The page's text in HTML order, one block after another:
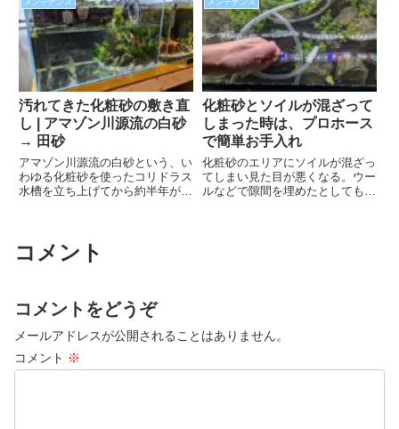
人間の私が少しでも効率的に作業
するために普段行っている工夫に
ついても紹介してみたいと思いま
す。
てしまいます。これを入れてから
コケはあまり生えなくなりました
し、水質浄化に一役買ってくれ
て...
汚れてきた化粧砂の敷き直
し | アマゾン川源流の白砂
→ 田砂
アマゾン川源流の白砂という、い
わゆる化粧砂を使ったコリドラス
水槽を立ち上げてから約半年が経
きたので、思い切って交換してみ
ようと思います。
化粧砂とソイルが混ざって
しまった時は、プロホース
で簡単お手入れ
化粧砂のエリアにソイルが混ざっ
てしまい見た目が悪くなる。ウー
ルなどで隙間を埋めたとしても中
コメント
コメントをどうぞ
メールアドレスが公開されることはありません。
コメント ※